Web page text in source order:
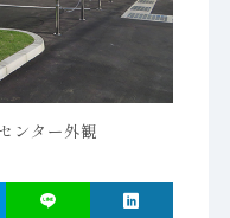
ンター外観